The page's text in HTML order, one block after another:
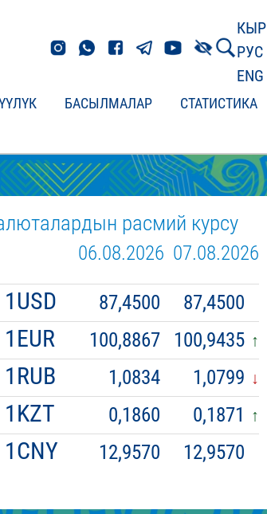
КЫР
РУС
ENG
БАСЫЛМАЛАР
СТАТИСТИКА
расмий курсу
06.08.2026 07.08.2026
1USD 87,4500 87,4500
1EUR 100,8867 100,9435
1RUB 1,0834 1,0799
1KZT 0,1860 0,1871
1CNY 12,9570 12,9570